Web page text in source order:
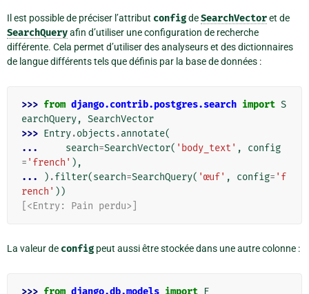
Il est possible de préciser l’attribut configdeSearchVectoret de
SearchQueryafin d’utiliser une configuration de recherche
différente. Cela permet d’utiliser des analyseurs et des dictionnaires
de langue différents tels que définis par la base de données :
>>> from django.contrib.postgres.search import S
earchQuery, SearchVector
>>> Entry.objects .annotate(
...
search=SearchVector( 'body_text' ,
config
= 'french' ),
...
) .filter(search=SearchQuery( 'œuf' , config= 'f
rench' ))
[<Entry: Pain perdu>]
La valeur de config peut aussi être stockée dans une autre colonne :
>>> from django.db.models import F